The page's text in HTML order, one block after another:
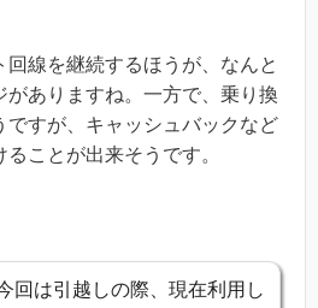
線を継続するほうが、なんと
がありますね。一方で、乗り換
ですが、キャッシュバックなど
ことが出来そうです。
回は引越しの際、現在利用し